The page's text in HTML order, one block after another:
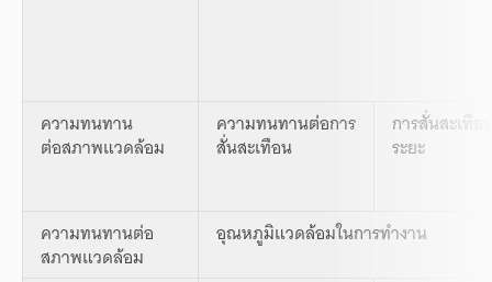
ความทนทาน
ต่อสภาพแวดล้อม
ความทนทานต่อการ
สั่นสะเทือน
การสั่นสะเทือ
ระยะ
ความทนทานต่อ
สภาพแวดล้อม
อุณหภูมิแวดล้อมในการทำงาน